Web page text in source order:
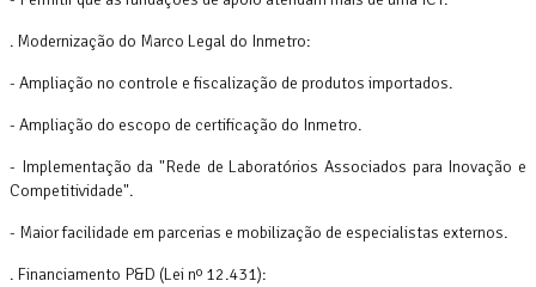
. Modernização do Marco Legal do Inmetro:
- Ampliação no controle e fiscalização de produtos importados.
- Ampliação do escopo de certificação do Inmetro.
- Implementação da "Rede de Laboratórios Associados para Inovação e
Competitividade".
- Maior facilidade em parcerias e mobilização de especialistas externos.
. Financiamento P&D (Lei nº 12.431):